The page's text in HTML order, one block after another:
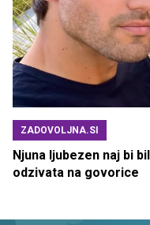
ZADOVOLJNA.SI
Njuna ljubezen naj bi
odzivata na govorice